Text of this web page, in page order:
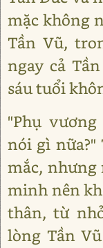
mặc không
Tần Vũ,
ngay cả
sáu tuổi
"Phụ
nói gì
mắc, nhưng
minh nên
thân, từ
lòng Tần